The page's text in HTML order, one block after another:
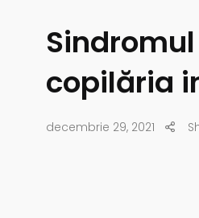
copilăria
decembrie 29, 2021